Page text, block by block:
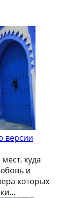
версии
куда
и
которых